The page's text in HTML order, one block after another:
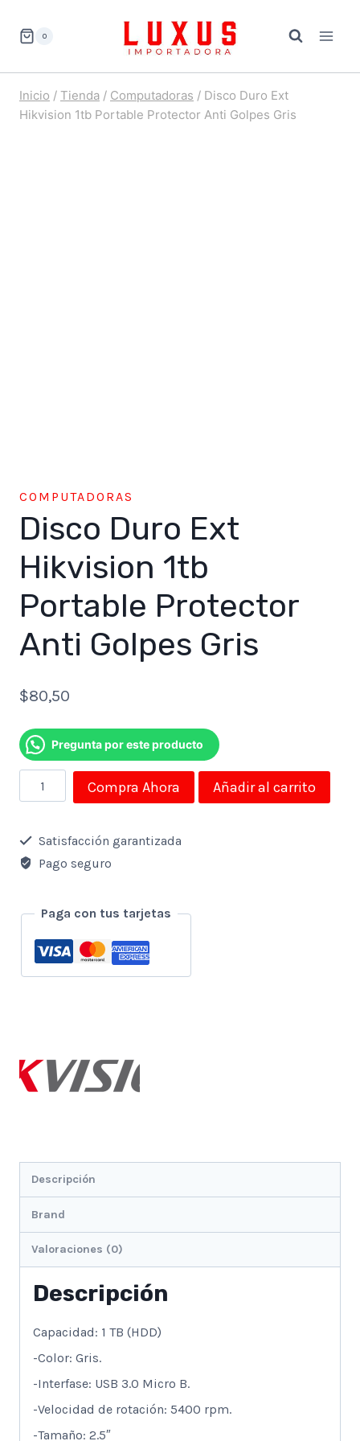
0
Inicio / Tienda / Computadoras / Disco Duro Ext
Hikvision 1tb Portable Protector Anti Golpes Gris
COMPUTADORAS
Disco Duro Ext
Hikvision 1tb
Portable Protector
Anti Golpes Gris
$80,50
Pregunta por este producto
Disco
Duro
Ext
Hikvision
Portable
Protector
Anti
Compra Ahora Añadir al carrito
Satisfacción garantizada
Pago seguro
Paga con tus tarjetas
Descripción
Brand
Valoraciones (0)
Descripción
Capacidad: 1 TB (HDD)
-Color: Gris.
-Interfase: USB 3.0 Micro B.
-Velocidad de rotación: 5400 rpm.
-Tamaño: 2.5″